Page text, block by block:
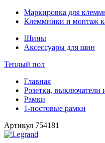
Маркировка для
Клеммники и монтаж
Шины
Аксессуары для шин
Теплый пол
Главная
Розетки, выключатели
Рамки
1-постовые рамки
Артикул 754181